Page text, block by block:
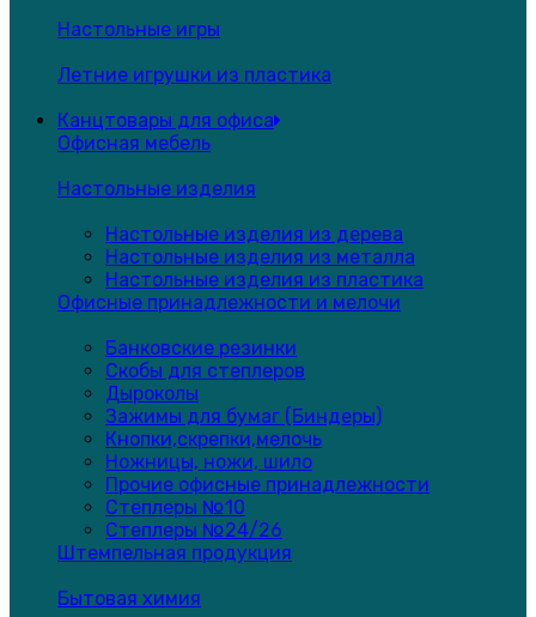
Настольные игры
Летние игрушки из пластика
Канцтовары для офиса
Офисная мебель
Настольные изделия
Настольные изделия из дерева
Настольные изделия из металла
Настольные изделия из пластика
Офисные принадлежности и мелочи
Банковские резинки
Скобы для степлеров
Дыроколы
Зажимы для бумаг (Биндеры)
Кнопки,скрепки,мелочь
Ножницы, ножи, шило
Прочие офисные принадлежности
Степлеры №10
Степлеры №24/26
Штемпельная продукция
Бытовая химия